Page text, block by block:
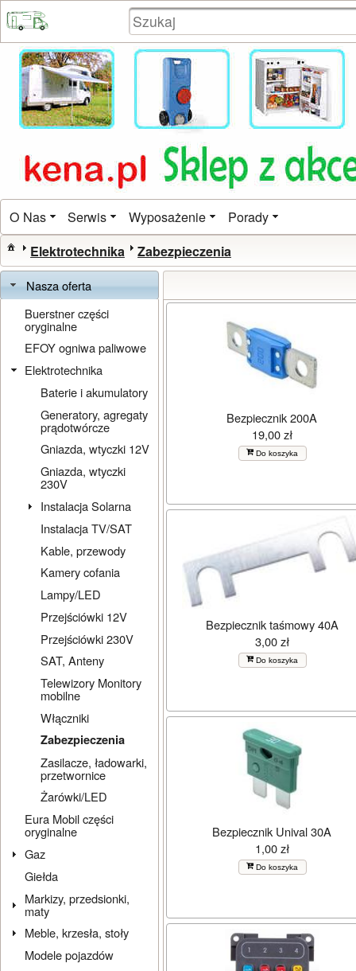
O Nas Serwis Wyposażenie Porady
Elektrotechnika Zabezpieczenia
Nasza oferta
Buerstner części
oryginalne
EFOY ogniwa paliwowe
Elektrotechnika
Baterie i akumulatory
Generatory, agregaty
prądotwórcze
Gniazda, wtyczki 12V
Gniazda, wtyczki
230V
Instalacja Solarna
Instalacja TV/SAT
Kable, przewody
Kamery cofania
Lampy/LED
Przejściówki 12V
Przejściówki 230V
SAT, Anteny
Telewizory Monitory
mobilne
Włączniki
Zabezpieczenia
Zasilacze, ładowarki,
przetwornice
Żarówki/LED
Eura Mobil części
oryginalne
Gaz
Giełda
Markizy, przedsionki,
maty
Meble, krzesła, stoły
Modele pojazdów
Bezpiecznik 200A
19,00 zł
Do koszyka
Bezpiecznik taśmowy 40A
3,00 zł
Do koszyka
Bezpiecznik Unival 30A
1,00 zł
Do koszyka